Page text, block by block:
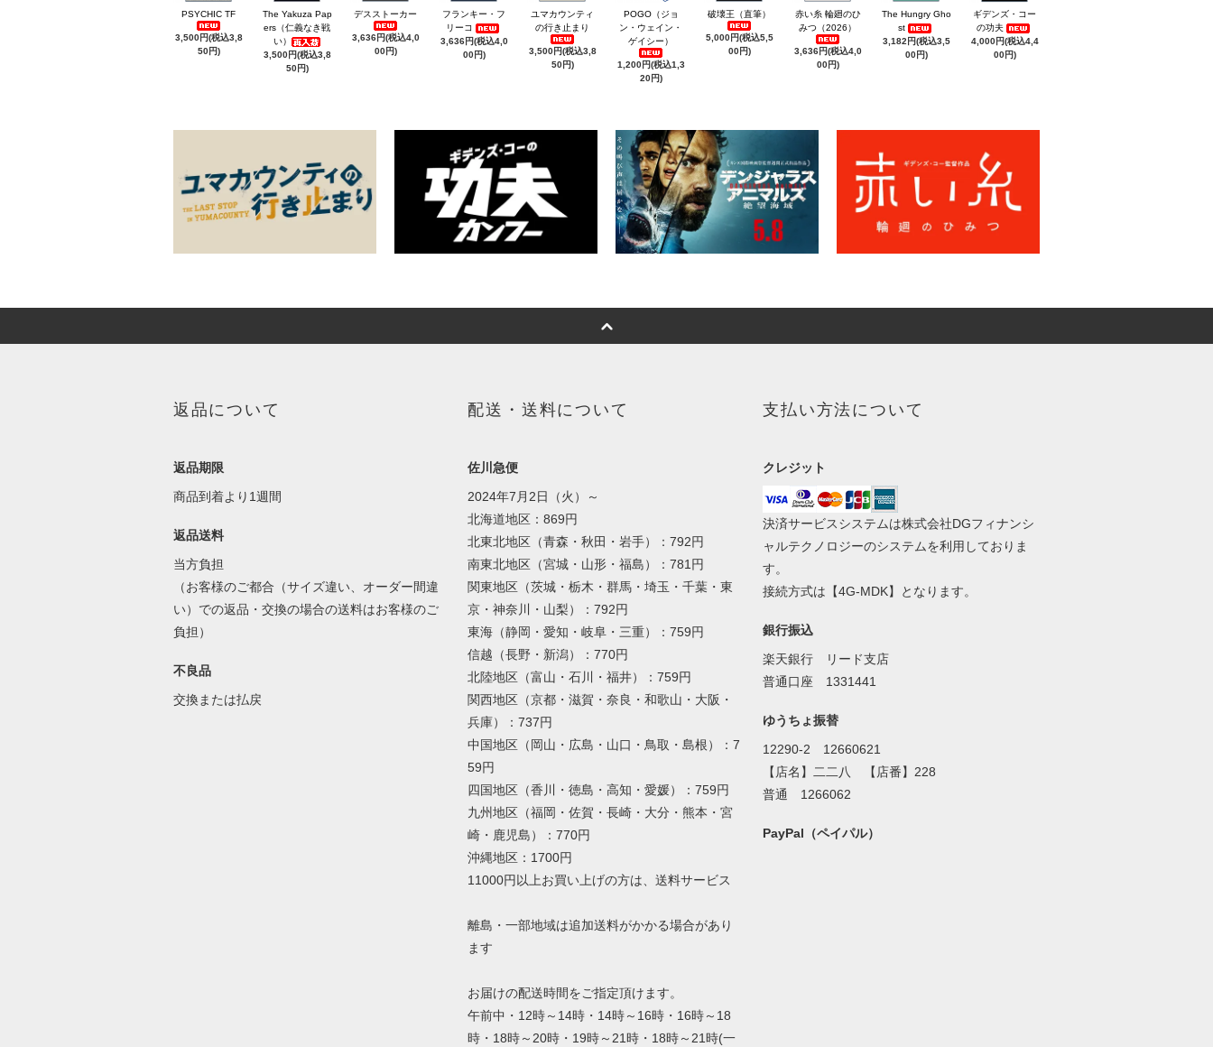
PSYCHIC TF
3,500円(税込3,8
50円)
The Yakuza Pap
ers（仁義なき戦
い）
3,500円(税込3,8
50円)
デスストーカー
3,636円(税込4,0
00円)
フランキー・フ
リーコ
3,636円(税込4,0
00円)
ユマカウンティ
の行き止まり
3,500円(税込3,8
50円)
POGO（ジョ
ン・ウェイン・
ゲイシー）
1,200円(税込1,3
20円)
破壊王（直筆）
5,000円(税込5,5
00円)
赤い糸 輪廻のひ
みつ（2026）
3,636円(税込4,0
00円)
The Hungry Gho
st
3,182円(税込3,5
00円)
ギデンズ・コー
の功夫
4,000円(税込4,4
00円)
返品について
返品期限
商品到着より1週間
返品送料
当方負担
（お客様のご都合（サイズ違い、オーダー間違
い）での返品・交換の場合の送料はお客様のご
負担）
不良品
交換または払戻
配送・送料について
佐川急便
2024年7月2日（火）～
北海道地区：869円
北東北地区（青森・秋田・岩手）：792円
南東北地区（宮城・山形・福島）：781円
関東地区（茨城・栃木・群馬・埼玉・千葉・東
京・神奈川・山梨）：792円
東海（静岡・愛知・岐阜・三重）：759円
信越（長野・新潟）：770円
北陸地区（富山・石川・福井）：759円
関西地区（京都・滋賀・奈良・和歌山・大阪・
兵庫）：737円
中国地区（岡山・広島・山口・鳥取・島根）：7
59円
四国地区（香川・徳島・高知・愛媛）：759円
九州地区（福岡・佐賀・長崎・大分・熊本・宮
崎・鹿児島）：770円
沖縄地区：1700円
11000円以上お買い上げの方は、送料サービス
離島・一部地域は追加送料がかかる場合があり
ます
お届けの配送時間をご指定頂けます。
午前中・12時～14時・14時～16時・16時～18
時・18時～20時・19時～21時・18時～21時(一
支払い方法について
クレジット
決済サービスシステムは株式会社DGフィナンシ
ャルテクノロジーのシステムを利用しておりま
す。
接続方式は【4G-MDK】となります。
銀行振込
楽天銀行 リード支店
普通口座 1331441
ゆうちょ振替
12290-2 12660621
【店名】二二八 【店番】228
普通 1266062
PayPal（ペイパル）